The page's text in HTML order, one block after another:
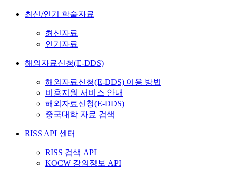
최신/인기 학술자료
최신자료
인기자료
해외자료신청(E-DDS)
해외자료신청(E-DDS) 이용 방법
비용지원 서비스 안내
해외자료신청(E-DDS)
중국대학 자료 검색
RISS API 센터
RISS 검색 API
KOCW 강의정보 API